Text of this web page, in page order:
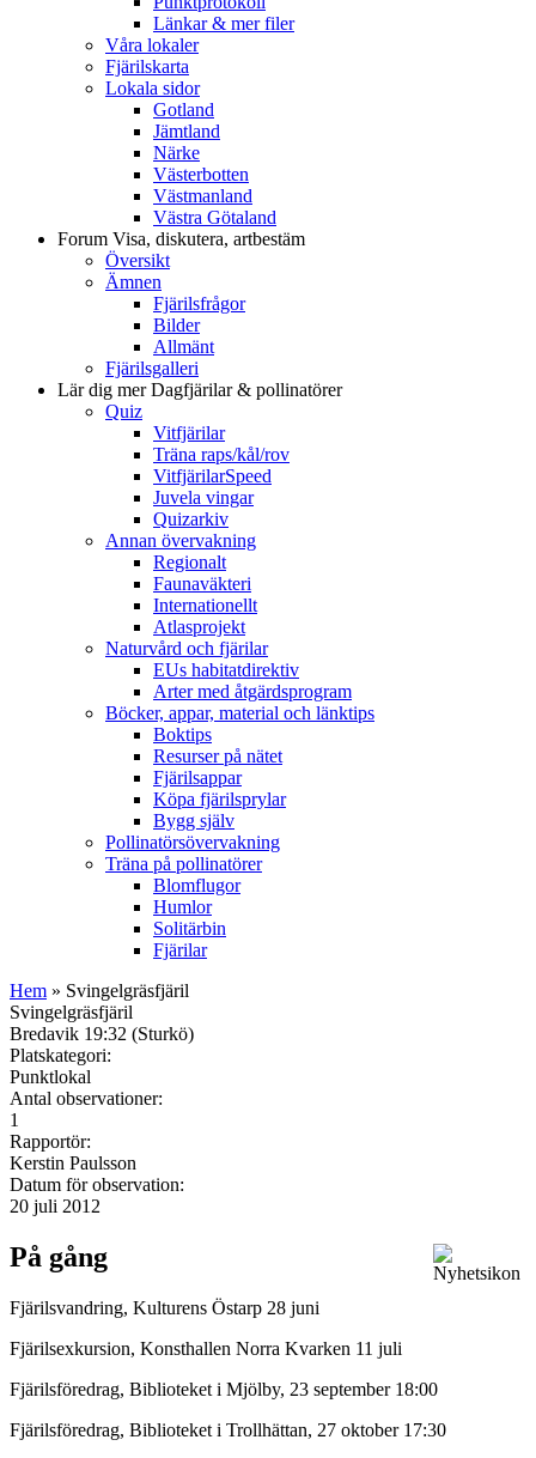
Länkar & mer filer
Våra lokaler
Fjärilskarta
Lokala sidor
Gotland
Jämtland
Närke
Västerbotten
Västmanland
Västra Götaland
Forum Visa, diskutera, artbestäm
Översikt
Ämnen
Fjärilsfrågor
Bilder
Allmänt
Fjärilsgalleri
Lär dig merDagfjärilar & pollinatörer
Quiz
Vitfjärilar
Träna raps/kål/rov
VitfjärilarSpeed
Juvela vingar
Quizarkiv
Annan övervakning
Regionalt
Faunaväkteri
Internationellt
Atlasprojekt
Naturvård och fjärilar
EUs habitatdirektiv
Arter med åtgärdsprogram
Böcker, appar, material och länktips
Boktips
Resurser på nätet
Fjärilsappar
Köpa fjärilsprylar
Bygg själv
Pollinatörsövervakning
Träna på pollinatörer
Blomflugor
Humlor
Solitärbin
Fjärilar
Hem » Svingelgräsfjäril
Svingelgräsfjäril
Bredavik 19:32 (Sturkö)
Platskategori:
Punktlokal
Antal observationer:
1
Rapportör:
Kerstin Paulsson
Datum för observation:
20 juli 2012
På gång
Fjärilsvandring, Kulturens Östarp 28 juni
Fjärilsexkursion, Konsthallen Norra Kvarken 11 juli
Fjärilsföredrag, Biblioteket i Mjölby, 23 september 18:00
Fjärilsföredrag, Biblioteket i Trollhättan, 27 oktober 17:30